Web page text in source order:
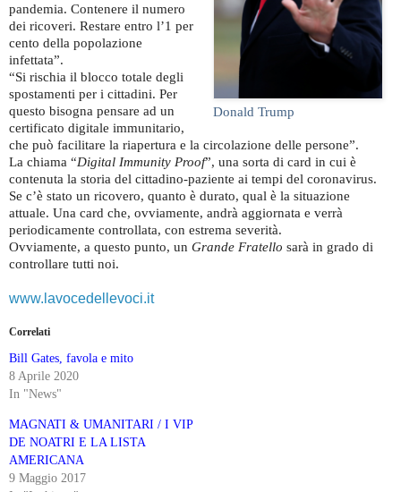
Donald Trump
pandemia. Contenere il numero
dei ricoveri. Restare entro l’1 per
cento della popolazione
infettata”.
“Si rischia il blocco totale degli
spostamenti per i cittadini. Per
questo bisogna pensare ad un
certificato digitale immunitario,
che può facilitare la riapertura e la circolazione delle persone”.
La chiama “Digital Immunity Proof”, una sorta di card in cui è
contenuta la storia del cittadino-paziente ai tempi del coronavirus.
Se c’è stato un ricovero, quanto è durato, qual è la situazione
attuale. Una card che, ovviamente, andrà aggiornata e verrà
periodicamente controllata, con estrema severità.
Ovviamente, a questo punto, un Grande Fratello sarà in grado di
controllare tutti noi.
www.lavocedellevoci.it
Correlati
Bill Gates, favola e mito
8 Aprile 2020
In "News"
MAGNATI & UMANITARI / I VIP
DE NOATRI E LA LISTA
AMERICANA
9 Maggio 2017